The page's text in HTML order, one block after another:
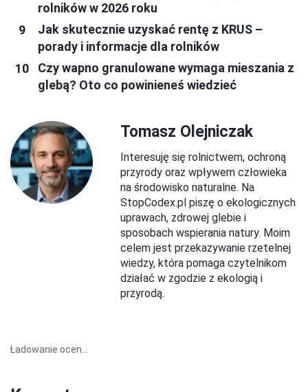
rolników w 2026 roku
Jak skutecznie uzyskać rentę z KRUS –
porady i informacje dla rolników
Czy wapno granulowane wymaga mieszania z
glebą? Oto co powinieneś wiedzieć
Tomasz Olejniczak
Interesuję się rolnictwem, ochroną
przyrody oraz wpływem człowieka
na środowisko naturalne. Na
StopCodex.pl piszę o ekologicznych
uprawach, zdrowej glebie i
sposobach wspierania natury. Moim
celem jest przekazywanie rzetelnej
wiedzy, która pomaga czytelnikom
działać w zgodzie z ekologią i
przyrodą.
Ładowanie ocen...